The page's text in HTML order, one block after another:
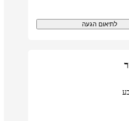
לתיאום הגעה